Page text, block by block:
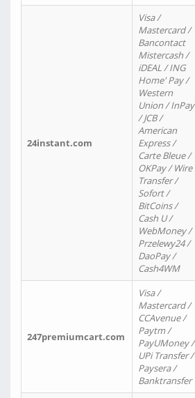
24instant.com
Visa /
Mastercard /
Bancontact
Mistercash /
iDEAL / ING
Home' Pay /
Western
Union / InPay
/ JCB /
American
Express /
Carte Bleue /
OKPay / Wire
Transfer /
Sofort /
BitCoins /
Cash U /
WebMoney /
Przelewy24 /
DaoPay /
Cash4WM
247premiumcart.com
Visa /
Mastercard /
CCAvenue /
Paytm /
PayUMoney /
UPi Transfer /
Paysera /
Banktransfer